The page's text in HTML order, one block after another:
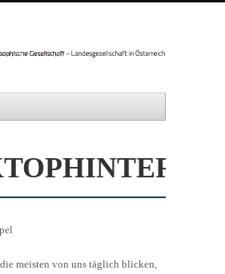
meisten von uns täglich blicken,